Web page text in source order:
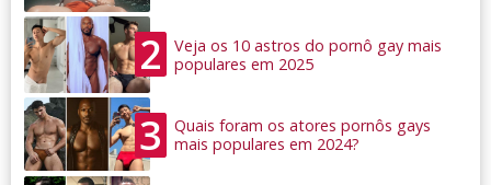
2
Veja os 10 astros do pornô gay mais
populares em 2025
3
Quais foram os atores pornôs gays
mais populares em 2024?